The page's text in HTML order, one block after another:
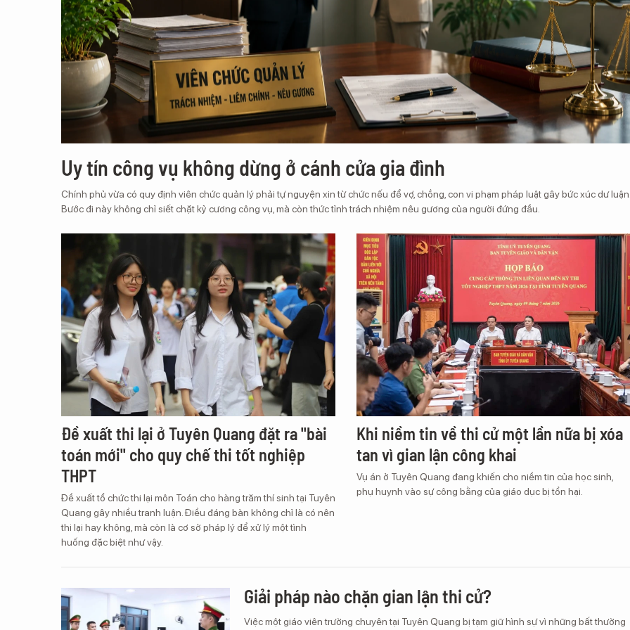
Uy tín công vụ không dừng ở cánh cửa gia đình
Chính phủ vừa có quy định viên chức quản lý phải tự nguyện xin từ chức nếu để vợ, chồng, con vi phạm pháp luật gây bức xúc dư luận.
Bước đi này không chỉ siết chặt kỷ cương công vụ, mà còn thức tỉnh trách nhiệm nêu gương của người đứng đầu.
Đề xuất thi lại ở Tuyên Quang đặt ra "bài
toán mới" cho quy chế thi tốt nghiệp
THPT
Đề xuất tổ chức thi lại môn Toán cho hàng trăm thí sinh tại Tuyên
Quang gây nhiều tranh luận. Điều đáng bàn không chỉ là có nên
thi lại hay không, mà còn là cơ sở pháp lý để xử lý một tình
huống đặc biệt như vậy.
Khi niềm tin về thi cử một lần nữa bị xóa
tan vì gian lận công khai
Vụ án ở Tuyên Quang đang khiến cho niềm tin của học sinh,
phụ huynh vào sự công bằng của giáo dục bị tổn hại.
Giải pháp nào chặn gian lận thi cử?
Việc một giáo viên trường chuyên tại Tuyên Quang bị tạm giữ hình sự vì những bất thường